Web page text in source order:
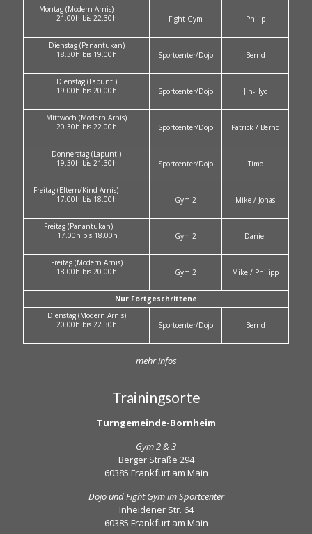
Montag (Modern Arnis)
21.00h bis 22.30h
Fight Gym Philip
Dienstag (Panantukan)
18.30h bis 19.00h
Sportcenter/Dojo Bernd
Dienstag (Lapunti)
19.00h bis 20.00h
Sportcenter/Dojo Jin-Hyo
Mittwoch (Modern Arnis)
20.30h bis 22.00h
Sportcenter/Dojo Patrick / Bernd
Donnerstag (Lapunti)
19.30h bis 21.30h
Sportcenter/Dojo Timo
Freitag (Eltern/Kind Arnis)
17.00h bis 18.00h
Gym 2 Mike / Jonas
Freitag (Panantukan)
17.00h bis 18.00h
Gym 2 Daniel
Freitag (Modern Arnis)
18.00h bis 20.00h
Gym 2 Mike / Philipp
Nur Fortgeschrittene
Dienstag (Modern Arnis)
20.00h bis 22.30h
Sportcenter/Dojo Bernd
mehr infos
Trainingsorte
Turngemeinde-Bornheim
Gym 2 & 3
Berger Straße 294
60385 Frankfurt am Main
Dojo und Fight Gym im Sportcenter
Inheidener Str. 64
60385 Frankfurt am Main